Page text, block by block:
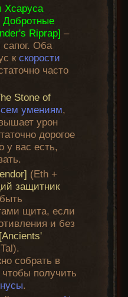
Добротные
Riprap] –
Оба
кскорости
часто
Stone of
умениям,
урон
дорогое
у вас есть,
(Eth +
защитник
щита, если
и без
собрать в
получить
.